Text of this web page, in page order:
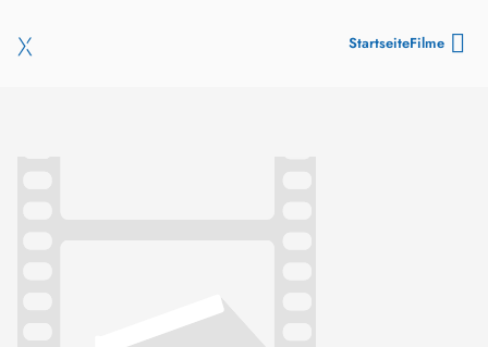
StartseiteFilme